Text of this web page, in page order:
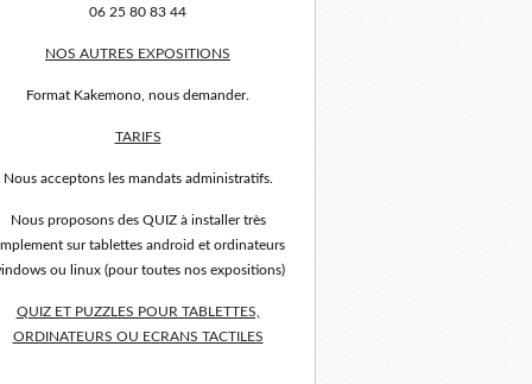
06 25 80 83 44
NOS AUTRES EXPOSITIONS
Format Kakemono, nous demander.
TARIFS
Nous acceptons les mandats administratifs.
Nous proposons des QUIZ à installer très
sur tablettes android et ordinateurs
ou linux (pour toutes nos expositions)
QUIZ ET PUZZLES POUR TABLETTES,
ORDINATEURS OU ECRANS TACTILES